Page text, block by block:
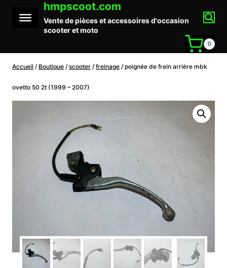
contenu
hmpscoot.com
Vente de pièces et accessoires d'occasion
scooter et moto
0
Accueil / Boutique / scooter / freinage / poignée de frein arrière mbk
ovetto 50 2t (1999 – 2007)